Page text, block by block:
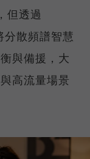
但透過
分散頻譜智慧
與備援，大
高流量場景